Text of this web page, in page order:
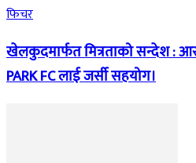
फिचर
खेलकुदमार्फत मित्रताको सन्देश :
PARK FC लाई जर्सी सहयोग।